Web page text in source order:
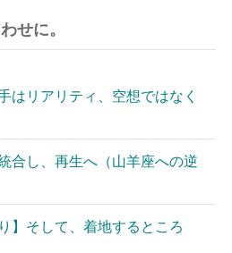
せに。
はリアリティ、空想ではなく
合し、再生へ（山羊座への逆
】そして、着地するところ